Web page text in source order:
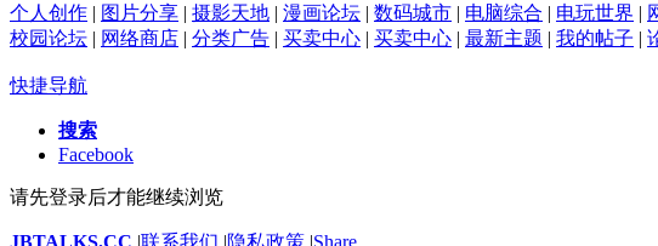
个人创作 | 图片分享 | 摄影天地 | 漫画论坛 | 数码城市 | 电脑综合 | 电玩世界 |
校园论坛 | 网络商店 | 分类广告 | 买卖中心 | 买卖中心 | 最新主题 | 我的帖子 |
快捷导航
搜索
Facebook
请先登录后才能继续浏览
JBTALKS.CC |联系我们 |隐私政策 |Share